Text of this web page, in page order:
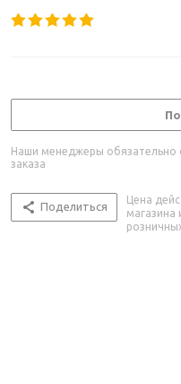
Наши менеджеры обязательно
заказа
Поделиться
Цена
магазина